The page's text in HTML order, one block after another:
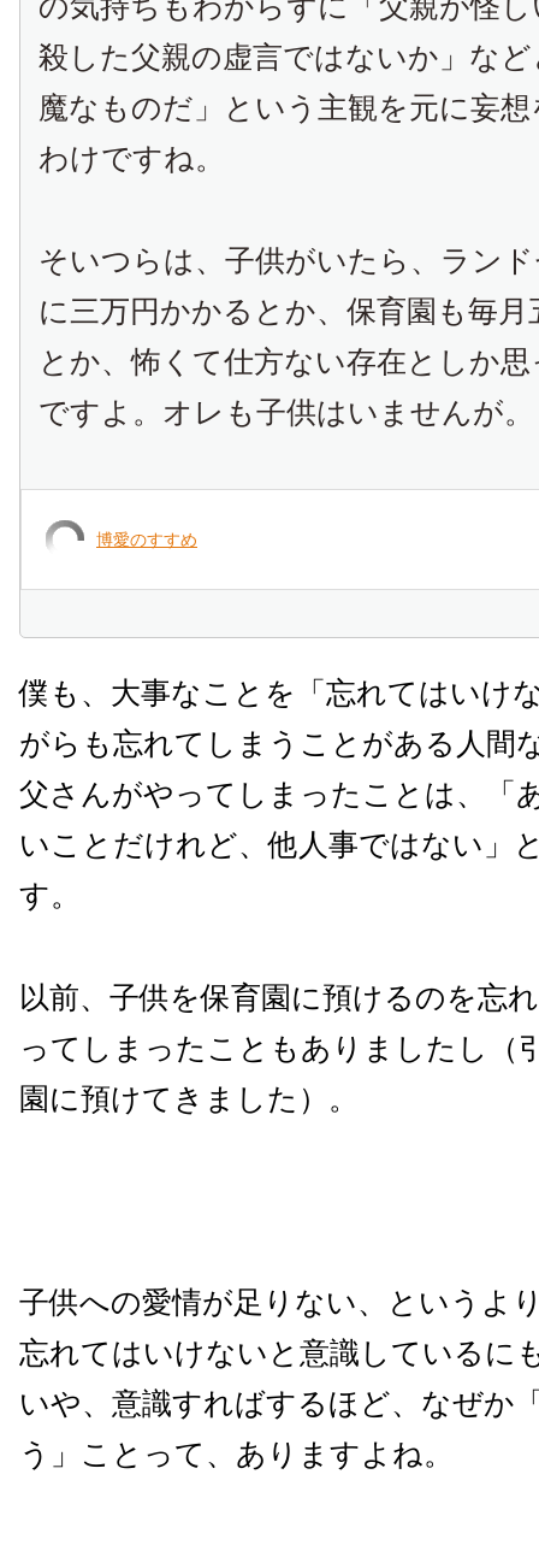
殺した父親の虚言ではないか」な
魔なものだ」という主観を元に妄
わけですね。
そいつらは、子供がいたら、ラン
に三万円かかるとか、保育園も毎
とか、怖くて仕方ない存在としか
ですよ。オレも子供はいませんが。
博愛のすすめ
僕も、大事なことを「忘れてはいけ
がらも忘れてしまうことがある人間
父さんがやってしまったことは、「
いことだけれど、他人事ではない」
す。
以前、子供を保育園に預けるのを忘
ってしまったこともありましたし（
園に預けてきました）。
子供への愛情が足りない、というよ
忘れてはいけないと意識しているに
いや、意識すればするほど、なぜか
う」ことって、ありますよね。